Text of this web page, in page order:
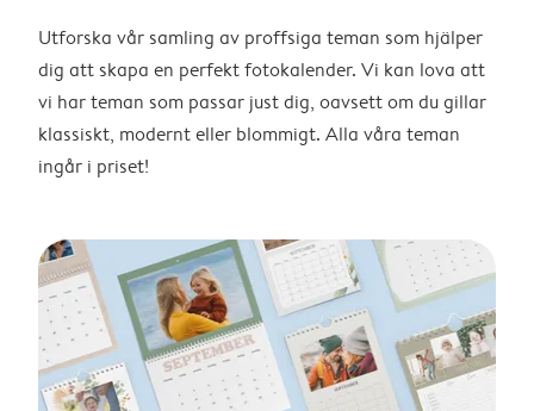
Utforska vår samling av proffsiga teman som hjälper
dig att skapa en perfekt fotokalender. Vi kan lova att
vi har teman som passar just dig, oavsett om du gillar
klassiskt, modernt eller blommigt. Alla våra teman
ingår i priset!